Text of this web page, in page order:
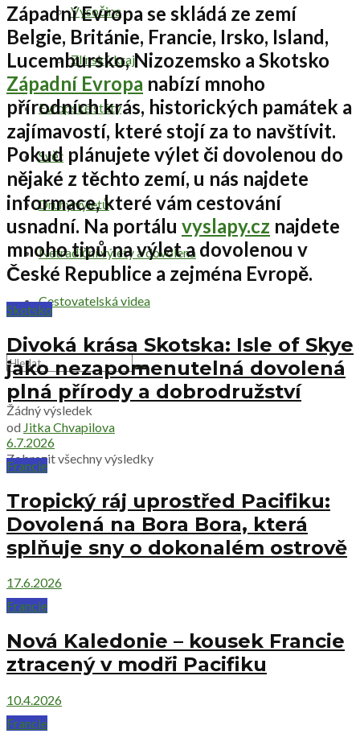
Vysočina
Zlínský kraj
Evropské státy
Svět
Druhy výletů
Netradiční výlety a dovolená
Cestovatelská videa
Žádný výsledek
Zobrazit všechny výsledky
Západní Evropa se skládá ze zemí
Belgie, Británie, Francie, Irsko, Island,
Lucembursko, Nizozemsko a Skotsko
Západní Evropa nabízí mnoho
přírodních krás, historických památek a
zajímavostí, které stojí za to navštívit.
Pokud plánujete výlet či dovolenou do
nějaké z těchto zemí, u nás najdete
informace, které vám cestování
usnadní. Na portálu vyslapy.cz najdete
mnoho tipů na výlet a dovolenou v
České Republice a zejména Evropě.
Skotsko
Divoká krása Skotska: Isle of Skye
jako nezapomenutelná dovolená
plná přírody a dobrodružství
od Jitka Chvapilova
6.7.2026
Francie
Tropický ráj uprostřed Pacifiku:
Dovolená na Bora Bora, která
splňuje sny o dokonalém ostrově
17.6.2026
Francie
Nová Kaledonie – kousek Francie
ztracený v modři Pacifiku
10.4.2026
Francie